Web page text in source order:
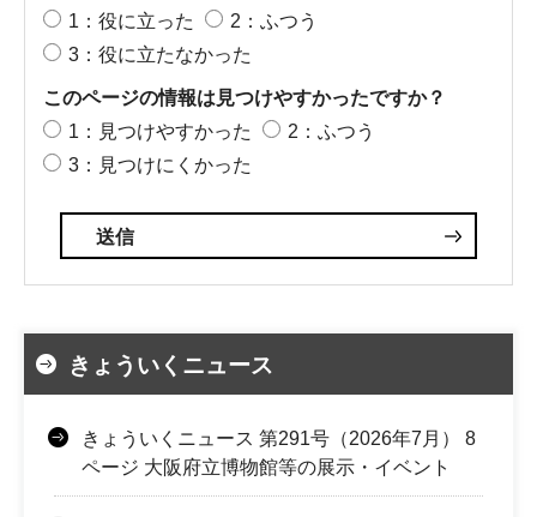
1：役に立った
2：ふつう
3：役に立たなかった
このページの情報は見つけやすかったですか？
1：見つけやすかった
2：ふつう
3：見つけにくかった
きょういくニュース
きょういくニュース 第291号（2026年7月） 8
ページ 大阪府立博物館等の展示・イベント